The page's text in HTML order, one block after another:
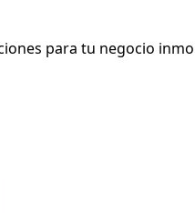
para tu negocio